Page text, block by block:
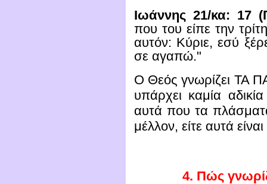
Ιωάννης 21/κα: 17
που του είπε την
αυτόν: Κύριε, εσύ
σε αγαπώ."
Ο Θεός γνωρίζει ΤΑ
υπάρχει καμία
αυτά που τα
μέλλον, είτε αυτά
4. Πώς